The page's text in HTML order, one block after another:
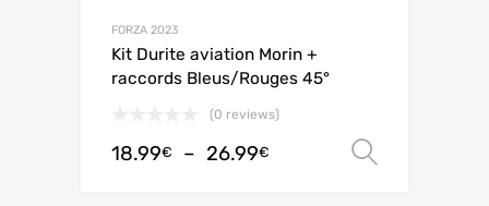
FORZA 2023
Kit Durite aviation Morin +
raccords Bleus/Rouges 45°
(0 reviews)
18.99€ – 26.99€